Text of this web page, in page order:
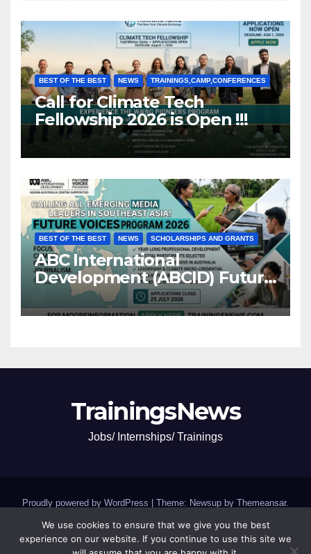
BEST OF THE BEST NEWS TRAININGS,CAMP,CONFERENCES
Call for Climate Tech
Fellowship 2026 is Open !!!
BEST OF THE BEST NEWS SCHOLARSHIPS AND GRANTS
ABC International
Development (ABCID) Future
Voices Program 2026
TrainingsNews
Jobs/ Internships/ Trainings
Proudly powered by WordPress Theme: Newsup by Themeansar.
Jobs and Internships SCHOLARSHIPS and GRANTS
We use cookies to ensure that we give you the best
experience on our website. If you continue to use this site we